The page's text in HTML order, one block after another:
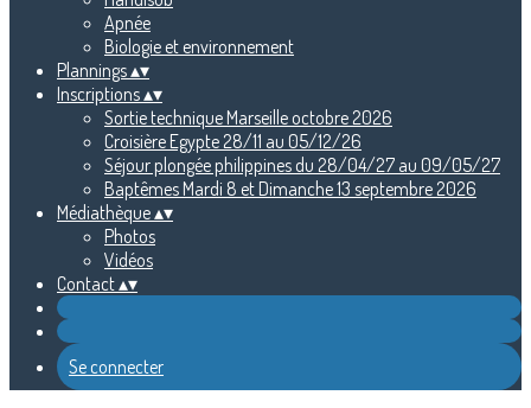
Apnée
Biologie et environnement
Plannings▴▾
Inscriptions▴▾
Sortie technique Marseille octobre 2026
Croisière Egypte 28/11 au 05/12/26
Séjour plongée philippines du 28/04/27 au 09/05/27
Baptêmes Mardi 8 et Dimanche 13 septembre 2026
Médiathèque▴▾
Photos
Vidéos
Contact▴▾
Se connecter